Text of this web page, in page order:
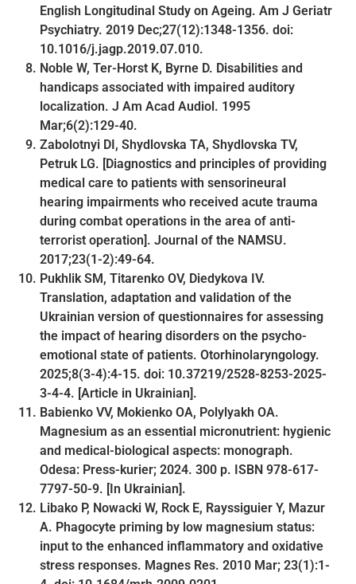
English Longitudinal Study on Ageing. Am J Geriatr
Psychiatry. 2019 Dec;27(12):1348-1356. doi:
10.1016/j.jagp.2019.07.010.
Noble W, Ter-Horst K, Byrne D. Disabilities and
handicaps associated with impaired auditory
localization. J Am Acad Audiol. 1995
Mar;6(2):129-40.
Zabolotnyi DI, Shydlovska TA, Shydlovska TV,
Petruk LG. [Diagnostics and principles of providing
medical care to patients with sensorineural
hearing impairments who received acute trauma
during combat operations in the area of anti-
terrorist operation]. Journal of the NAMSU.
2017;23(1-2):49-64.
Pukhlik SM, Titarenko OV, Diedykova IV.
Translation, adaptation and validation of the
Ukrainian version of questionnaires for assessing
the impact of hearing disorders on the psycho-
emotional state of patients. Otorhinolaryngology.
2025;8(3-4):4-15. doi: 10.37219/2528-8253-2025-
3-4-4. [Article in Ukrainian].
Babienko VV, Mokienko OA, Polylyakh OA.
Magnesium as an essential micronutrient: hygienic
and medical-biological aspects: monograph.
Odesa: Press-kurier; 2024. 300 p. ISBN 978-617-
7797-50-9. [In Ukrainian].
Libako P, Nowacki W, Rock E, Rayssiguier Y, Mazur
А. Phagocyte priming by low magnesium status:
input to the enhanced inflammatory and oxidative
stress responses. Magnes Res. 2010 Mar; 23(1):1-